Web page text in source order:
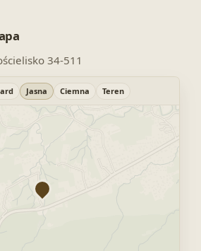
34-511
Jasna Ciemna Teren